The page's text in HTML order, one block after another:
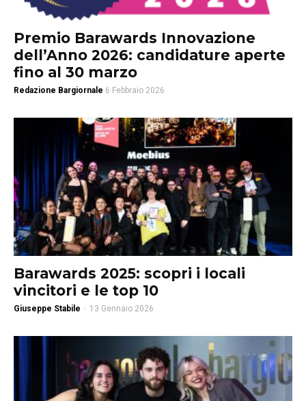
Premio Barawards Innovazione
dell’Anno 2026: candidature aperte
fino al 30 marzo
Redazione Bargiornale 6 Febbraio 2026
Barawards 2025: scopri i locali
vincitori e le top 10
Giuseppe Stabile - 13 Gennaio 2026